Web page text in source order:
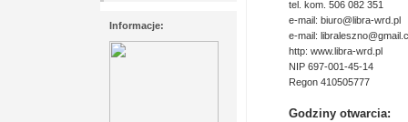
Informacje:
tel. kom. 506 082 351
e-mail: biuro@libra-wrd.pl
e-mail:
http: www.libra-wrd.pl
NIP 697-001-45-14
Regon 410505777
Godziny otwarcia: